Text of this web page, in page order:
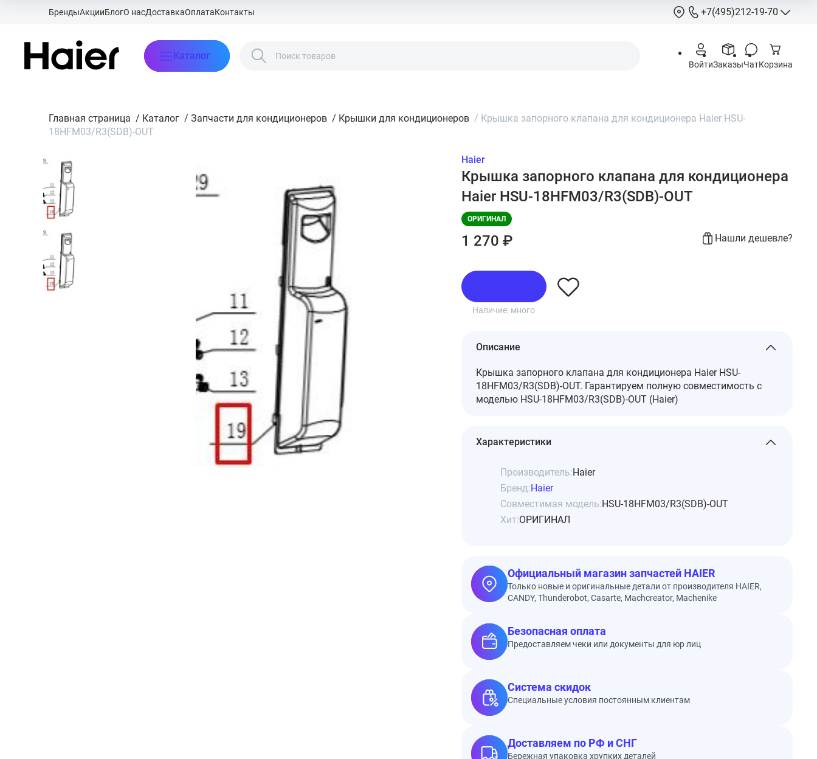
БрендыАкцииБлогО насДоставкаОплатаКонтакты +7(495)212-19-70
info@hcstore.ru
Выходные:
шоссе 130, корп.
Каталог
ВойтиЗаказыЧатКорзина
Главная страница / Каталог / Запчасти для кондиционеров / Крышки для кондиционеров / Крышка запорного клапана для кондиционера Haier HSU-
18HFM03/R3(SDB)-OUT
Haier
Крышка запорного клапана для кондиционера
Haier HSU-18HFM03/R3(SDB)-OUT
ОРИГИНАЛ
1 270 ₽ Нашли дешевле?
Наличие: много
Описание
Крышка запорного клапана для кондиционера Haier HSU-
18HFM03/R3(SDB)-OUT. Гарантируем полную совместимость с
моделью HSU-18HFM03/R3(SDB)-OUT (Haier)
Характеристики
Производитель:Haier
Бренд:Haier
Совместимая модель:HSU-18HFM03/R3(SDB)-OUT
Хит:ОРИГИНАЛ
Официальный магазин запчастей HAIER
Только новые и оригинальные детали от производителя HAIER,
CANDY, Thunderobot, Casarte, Machcreator, Machenike
Безопасная оплата
Предоставляем чеки или документы для юр лиц
Система скидок
Специальные условия постоянным клиентам
Доставляем по РФ и СНГ
Бережная упаковка хрупких деталей